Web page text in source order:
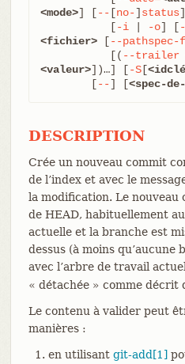
<mode>] [-- [no-] status]
	   [
-i | -o] [
<fichier> [--
	   [(
--trailer
<valeur>])…​] [-S[
	[
--] [<spec-
DESCRIPTION
Crée un nouveau commit
de l’index et avec le
la modification. Le
de HEAD, habituellement
actuelle et la branche est
dessus (à moins qu’aucune
avec l’arbre de travail
« détachée » comme décrit
Le contenu à valider peut
manières :
en utilisant git-add[1]